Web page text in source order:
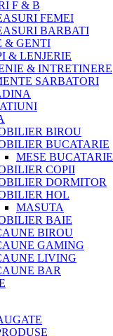
F & B
FEMEI
BARBATI
& GENTI
& LENJERIE
& INTRETINERE
SARBATORI
BIROU
BUCATARIE
MESE BUCATARIE
COPII
DORMITOR
HOL
MASUTA
BAIE
BIROU
GAMING
LIVING
BAR